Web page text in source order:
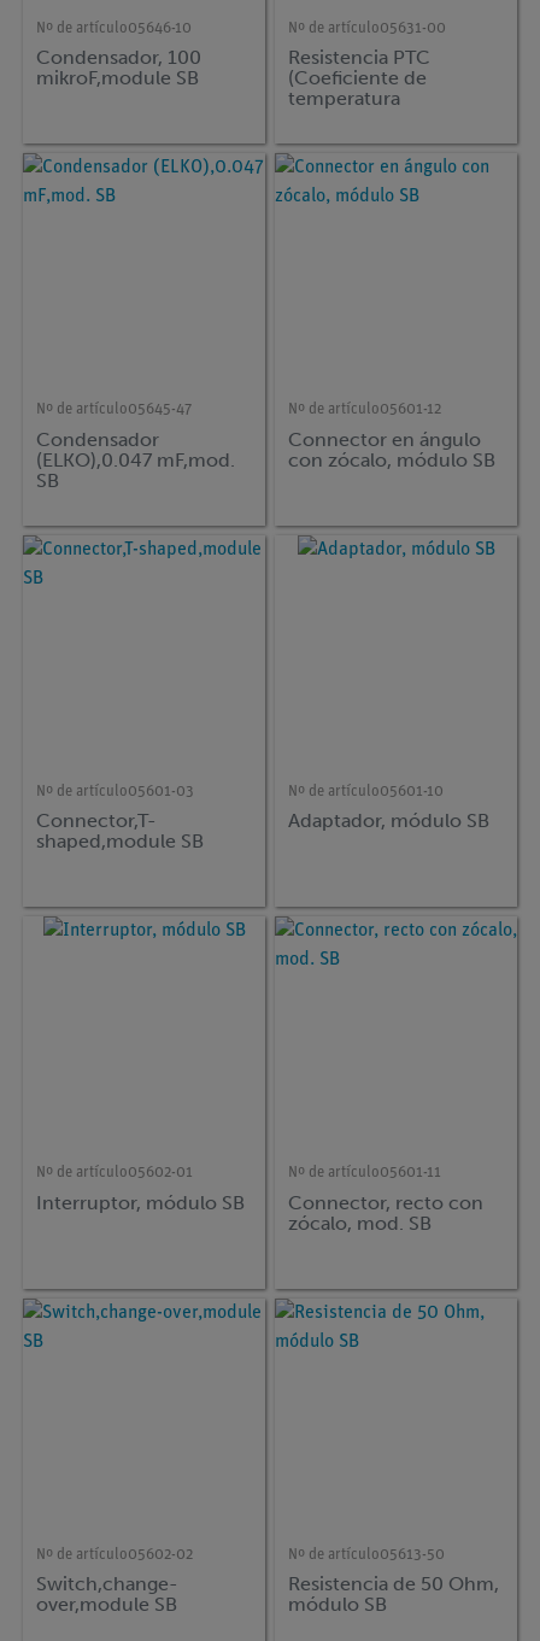
Nº de artículo05646-10
Condensador, 100
mikroF,module SB
Nº de artículo05631-00
Resistencia PTC
(Coeficiente de
temperatura
estudiante
Nº de artículo05645-47
Condensador
(ELKO),0.047 mF,mod.
SB
Nº de artículo05601-12
Connector en ángulo
con zócalo, módulo SB
Nº de artículo05601-03
Connector,T-
shaped,module SB
Nº de artículo05601-10
Adaptador, módulo SB
Nº de artículo05602-01
Interruptor, módulo SB
Nº de artículo05601-11
Connector, recto con
zócalo, mod. SB
Nº de artículo05602-02
Switch,change-
over,module SB
Nº de artículo05613-50
Resistencia de 50 Ohm,
módulo SB